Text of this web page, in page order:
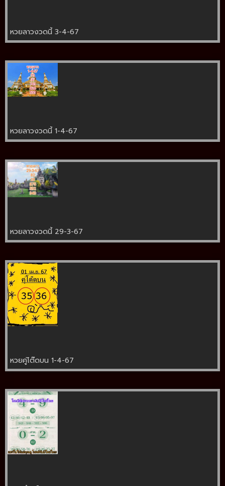
หวยลาวงวดนี้ 3-4-67
หวยลาวงวดนี้ 1-4-67
หวยลาวงวดนี้ 29-3-67
หวยคู่โต๊ดบน 1-4-67